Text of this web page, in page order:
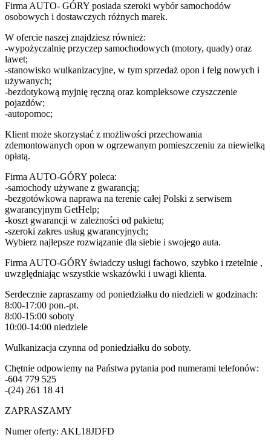
Firma AUTO- GÓRY posiada szeroki wybór samochodów
osobowych i dostawczych różnych marek.
W ofercie naszej znajdziesz również:
-wypożyczalnię przyczep samochodowych (motory, quady) oraz
lawet;
-stanowisko wulkanizacyjne, w tym sprzedaż opon i felg nowych i
używanych;
-bezdotykową myjnię ręczną oraz kompleksowe czyszczenie
pojazdów;
-autopomoc;
Klient może skorzystać z możliwości przechowania
zdemontowanych opon w ogrzewanym pomieszczeniu za niewielką
opłatą.
Firma AUTO-GÓRY poleca:
-samochody używane z gwarancją;
-bezgotówkowa naprawa na terenie całej Polski z serwisem
gwarancyjnym GetHelp;
-koszt gwarancji w zależności od pakietu;
-szeroki zakres usług gwarancyjnych;
Wybierz najlepsze rozwiązanie dla siebie i swojego auta.
Firma AUTO-GÓRY świadczy usługi fachowo, szybko i rzetelnie ,
uwzględniając wszystkie wskazówki i uwagi klienta.
Serdecznie zapraszamy od poniedziałku do niedzieli w godzinach:
8:00-17:00 pon.-pt.
8:00-15:00 soboty
10:00-14:00 niedziele
Wulkanizacja czynna od poniedziałku do soboty.
Chętnie odpowiemy na Państwa pytania pod numerami telefonów:
-604 779 525
-(24) 261 18 41
ZAPRASZAMY
Numer oferty: AKL18JDFD